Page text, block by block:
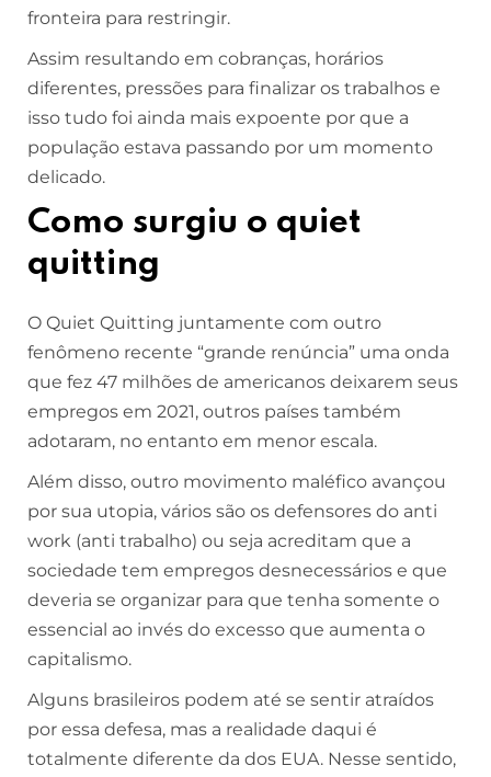
fronteira para restringir.
Assim resultando em cobranças, horários
diferentes, pressões para finalizar os trabalhos e
isso tudo foi ainda mais expoente por que a
população estava passando por um momento
delicado.
Como surgiu o quiet
quitting
O Quiet Quitting juntamente com outro
fenômeno recente “grande renúncia” uma onda
que fez 47 milhões de americanos deixarem seus
empregos em 2021, outros países também
adotaram, no entanto em menor escala.
Além disso, outro movimento maléfico avançou
por sua utopia, vários são os defensores do anti
work (anti trabalho) ou seja acreditam que a
sociedade tem empregos desnecessários e que
deveria se organizar para que tenha somente o
essencial ao invés do excesso que aumenta o
capitalismo.
Alguns brasileiros podem até se sentir atraídos
por essa defesa, mas a realidade daqui é
totalmente diferente da dos EUA. Nesse sentido,